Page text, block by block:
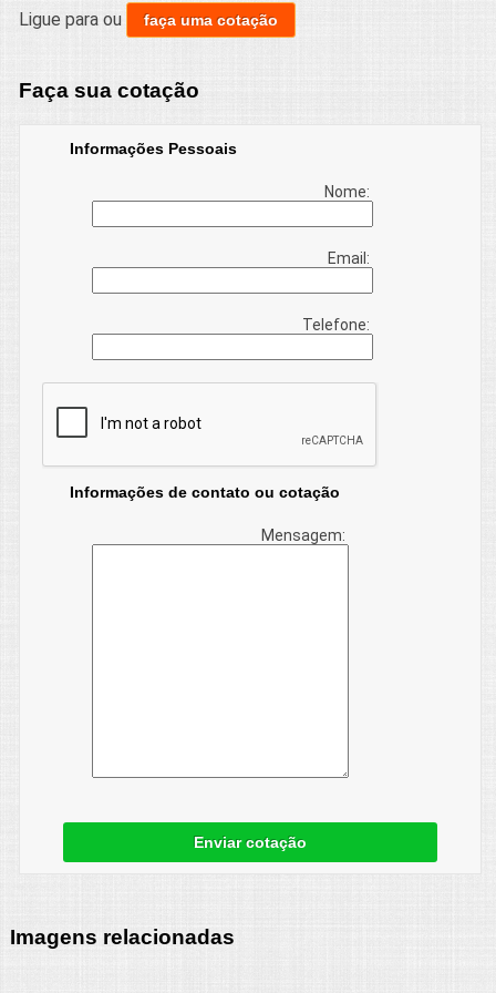
Ligue paraou faça uma cotação
Faça sua cotação
Informações Pessoais
Nome:
Email:
Telefone:
Informações de contato ou cotação
Mensagem:
Enviar cotação
Imagens relacionadas